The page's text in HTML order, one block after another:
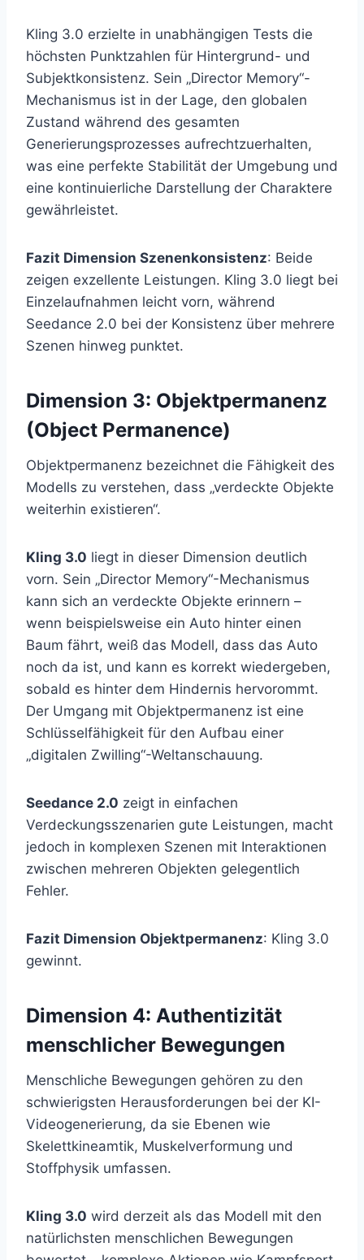
Kling 3.0 erzielte in unabhängigen Tests die
höchsten Punktzahlen für Hintergrund- und
Subjektkonsistenz. Sein „Director Memory“-
Mechanismus ist in der Lage, den globalen
Zustand während des gesamten
Generierungsprozesses aufrechtzuerhalten,
was eine perfekte Stabilität der Umgebung und
eine kontinuierliche Darstellung der Charaktere
gewährleistet.
Fazit Dimension Szenenkonsistenz: Beide
zeigen exzellente Leistungen. Kling 3.0 liegt bei
Einzelaufnahmen leicht vorn, während
Seedance 2.0 bei der Konsistenz über mehrere
Szenen hinweg punktet.
Dimension 3: Objektpermanenz
(Object Permanence)
Objektpermanenz bezeichnet die Fähigkeit des
Modells zu verstehen, dass „verdeckte Objekte
weiterhin existieren“.
Kling 3.0 liegt in dieser Dimension deutlich
vorn. Sein „Director Memory“-Mechanismus
kann sich an verdeckte Objekte erinnern –
wenn beispielsweise ein Auto hinter einen
Baum fährt, weiß das Modell, dass das Auto
noch da ist, und kann es korrekt wiedergeben,
sobald es hinter dem Hindernis hervorommt.
Der Umgang mit Objektpermanenz ist eine
Schlüsselfähigkeit für den Aufbau einer
„digitalen Zwilling“-Weltanschauung.
Seedance 2.0 zeigt in einfachen
Verdeckungsszenarien gute Leistungen, macht
jedoch in komplexen Szenen mit Interaktionen
zwischen mehreren Objekten gelegentlich
Fehler.
Fazit Dimension Objektpermanenz: Kling 3.0
gewinnt.
Dimension 4: Authentizität
menschlicher Bewegungen
Menschliche Bewegungen gehören zu den
schwierigsten Herausforderungen bei der KI-
Videogenerierung, da sie Ebenen wie
Skelettkineamtik, Muskelverformung und
Stoffphysik umfassen.
Kling 3.0 wird derzeit als das Modell mit den
natürlichsten menschlichen Bewegungen